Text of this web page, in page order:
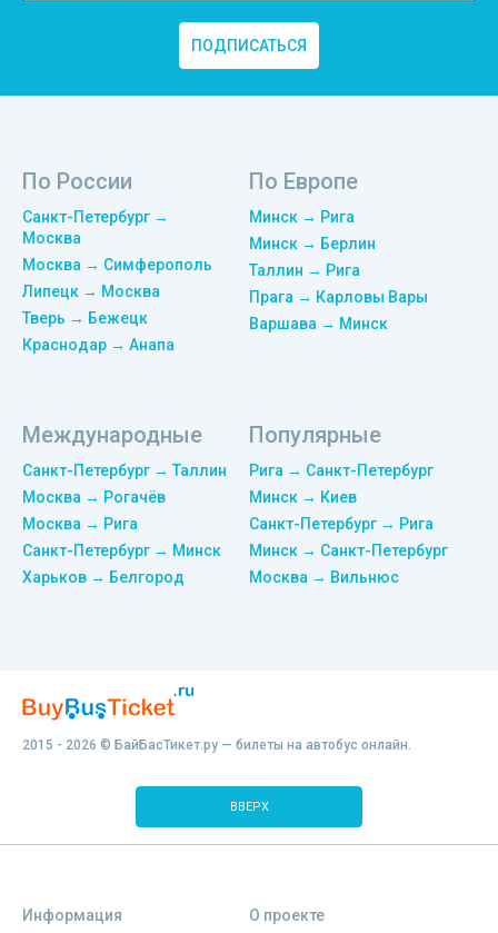
ПОДПИСАТЬСЯ
По России
Санкт-Петербург →
Москва
Москва → Симферополь
Липецк → Москва
Тверь → Бежецк
Краснодар → Анапа
По Европе
Минск → Рига
Минск → Берлин
Таллин → Рига
Прага → Карловы Вары
Варшава → Минск
Международные
Санкт-Петербург → Таллин
Москва → Рогачёв
Москва → Рига
Санкт-Петербург → Минск
Харьков → Белгород
Популярные
Рига → Санкт-Петербург
Минск → Киев
Санкт-Петербург → Рига
Минск → Санкт-Петербург
Москва → Вильнюс
2015 - 2026 © БайБасТикет.ру — билеты на автобус онлайн.
ВВЕРХ
Информация О проекте